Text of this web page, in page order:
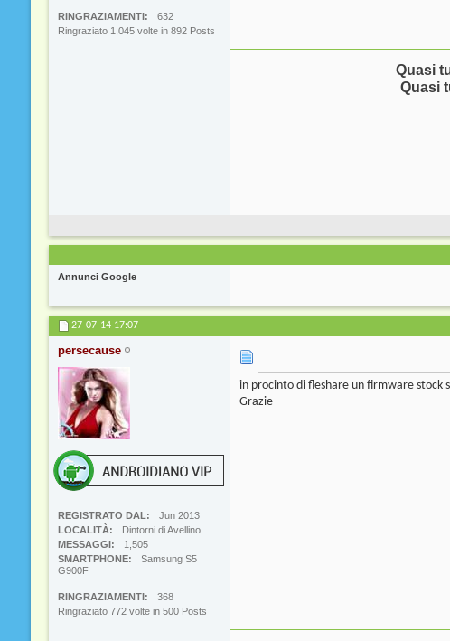
RINGRAZIAMENTI
632
Ringraziato 1,045 volte in 892 Posts
Quasi
Quasi
Annunci Google
27-07-14 17:07
persecause
REGISTRATO DAL
Jun 2013
LOCALITÀ
Dintorni di Avellino
MESSAGGI
1,505
SMARTPHONE
Samsung S5
G900F
RINGRAZIAMENTI
368
Ringraziato 772 volte in 500 Posts
in procinto di fleshare un firmware stock
Grazie